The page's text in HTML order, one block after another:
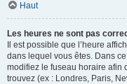
Haut
Les heures ne sont pas
Il est possible que l’heure
dans lequel vous êtes. Dans
modifiez le fuseau horaire afin
trouvez (ex : Londres, Paris,